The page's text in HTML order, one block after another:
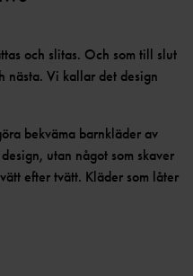
och slitas. Och som till slut
nästa. Vi kallar det design
bekväma barnkläder av
utan något som skaver
efter tvätt. Kläder som låter